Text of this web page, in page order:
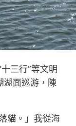
三行”等文明
湖面巡游，陳
貓。」我從海